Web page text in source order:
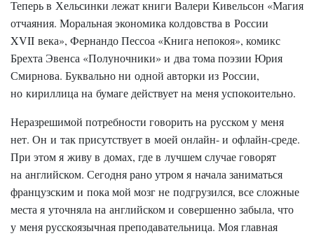
Теперь в Хельсинки лежат книги Валери Кивельсон «Магия
отчаяния. Моральная экономика колдовства в России
XVII века», Фернандо Пессоа «Книга непокоя», комикс
Брехта Эвенса «Полуночники» и два тома поэзии Юрия
Смирнова. Буквально ни одной авторки из России,
но кириллица на бумаге действует на меня успокоительно.
Неразрешимой потребности говорить на русском у меня
нет. Он и так присутствует в моей онлайн- и офлайн-среде.
При этом я живу в домах, где в лучшем случае говорят
на английском. Сегодня рано утром я начала заниматься
французским и пока мой мозг не подгрузился, все сложные
места я уточняла на английском и совершенно забыла, что
у меня русскоязычная преподавательница. Моя главная